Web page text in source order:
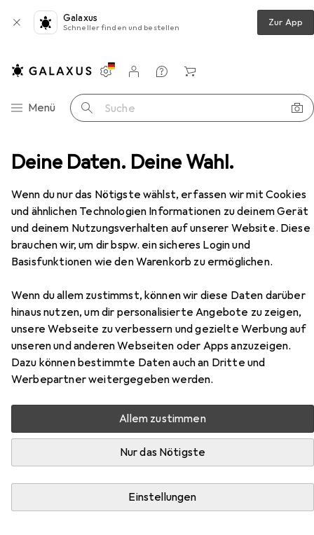
Deine Daten. Deine Wahl.
Wenn du nur das Nötigste wählst, erfassen wir mit Cookies
und ähnlichen Technologien Informationen zu deinem Gerät
und deinem Nutzungsverhalten auf unserer Website. Diese
brauchen wir, um dir bspw. ein sicheres Login und
Basisfunktionen wie den Warenkorb zu ermöglichen.
Wenn du allem zustimmst, können wir diese Daten darüber
hinaus nutzen, um dir personalisierte Angebote zu zeigen,
unsere Webseite zu verbessern und gezielte Werbung auf
unseren und anderen Webseiten oder Apps anzuzeigen.
Dazu können bestimmte Daten auch an Dritte und
Werbepartner weitergegeben werden.
Allem zustimmen
Nur das Nötigste
Einstellungen
Galaxus
Schneller finden und bestellen Zur App
Navigation nach Kategorien
Menü Suche
Einstellungen
Kundenkonto
Vergleichslisten
Merklisten
Warenkorb
Drohne Drohne Zubehör PolarPro Mavic Air 2
EUR
91,90
PolarProMavic Air 2
Drohnen Kamera, DJI Mavic Air 2
Zubehör für PolarPro Mavic Air 2
Hier findest du passendes Zubehör zum Produkt PolarPro
Mavic Air 2 aus der Kategorie Drohne Zubehör.
Relevanz
Produktliste
EUR
12,99
Anschlusskabel Micro-USB